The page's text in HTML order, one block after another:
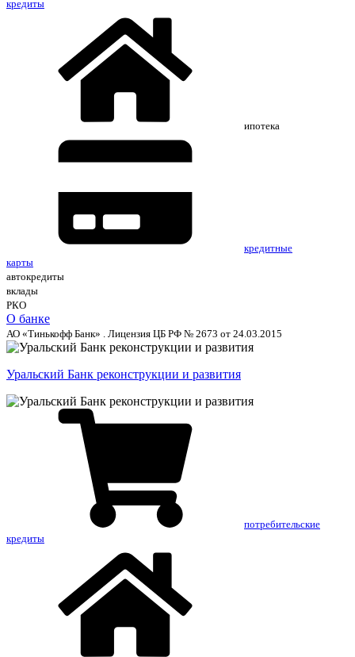
кредиты
ипотека
кредитные
карты
автокредиты
вклады
РКО
О банке
АО «Тинькофф Банк» . Лицензия ЦБ РФ № 2673 от 24.03.2015
Уральский Банк реконструкции и развития
потребительские
кредиты